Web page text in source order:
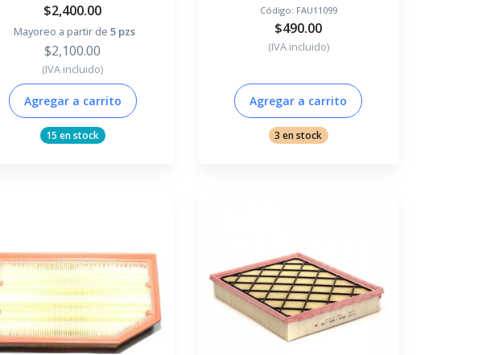
$2,400.00
Mayoreo a partir de 5 pzs
$2,100.00
(IVA incluido)
Agregar a carrito
15 en stock
Código: FAU11099
$490.00
(IVA incluido)
Agregar a carrito
3 en stock